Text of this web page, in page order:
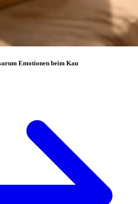
Emotionen beim Kau